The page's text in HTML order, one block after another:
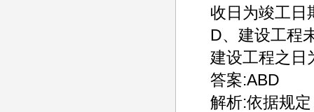
收日为竣工日
D、建设工程
建设工程之日
答案:ABD
解析:依据规